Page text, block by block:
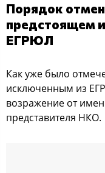
Порядок
предстоящем
ЕГРЮЛ
Как уже было
исключенным из
возражение от
представителя НКО.